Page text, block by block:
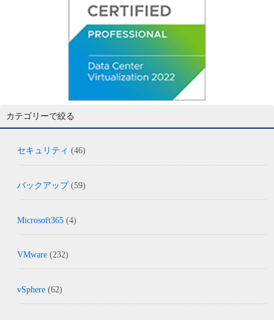
カテゴリーで絞る
セキュリティ (46)
バックアップ(59)
Microsoft365 (4)
VMware (232)
vSphere (62)